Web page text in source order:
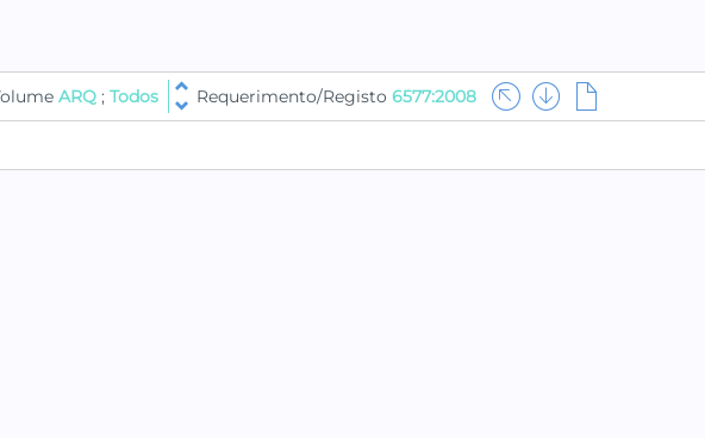
ARQ ; Todos Requerimento/Registo 6577:2008